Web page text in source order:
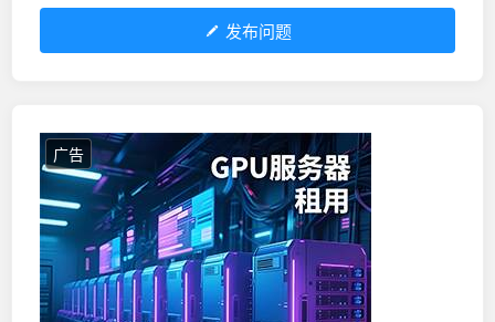
发布问题
广告